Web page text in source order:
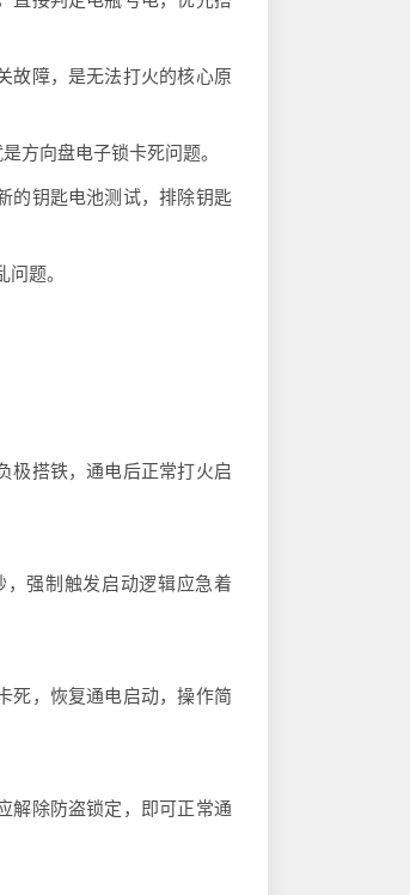
障，是无法打火的核心原
向盘电子锁卡死问题。
钥匙电池测试，排除钥匙
题。
搭铁，通电后正常打火启
强制触发启动逻辑应急着
，恢复通电启动，操作简
除防盗锁定，即可正常通